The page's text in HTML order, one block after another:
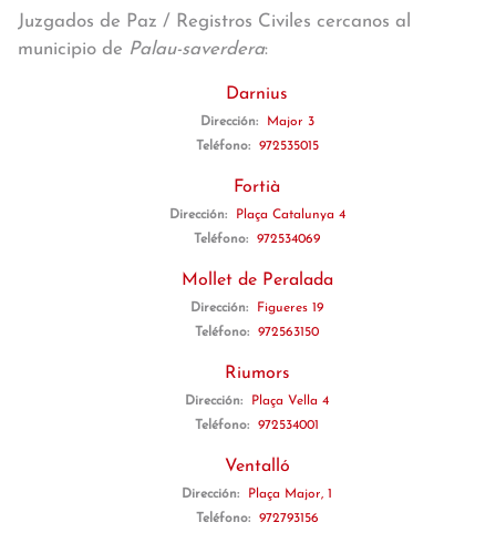
Juzgados de Paz / Registros Civiles cercanos al
municipio de Palau-saverdera:
Darnius
Dirección:
Major 3
Teléfono:
972535015
Fortià
Dirección:
Plaça Catalunya 4
Teléfono:
972534069
Mollet de Peralada
Dirección:
Figueres 19
Teléfono:
972563150
Riumors
Dirección:
Plaça Vella 4
Teléfono:
972534001
Ventalló
Dirección:
Plaça Major, 1
Teléfono:
972793156